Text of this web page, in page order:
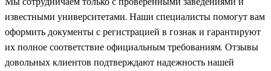
известными университетами. Наши специалисты помогут вам
оформить документы с регистрацией в гознак и гарантируют
их полное соответствие официальным требованиям. Отзывы
довольных клиентов подтверждают надежность нашей